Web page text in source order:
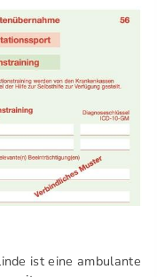
ist eine ambulante